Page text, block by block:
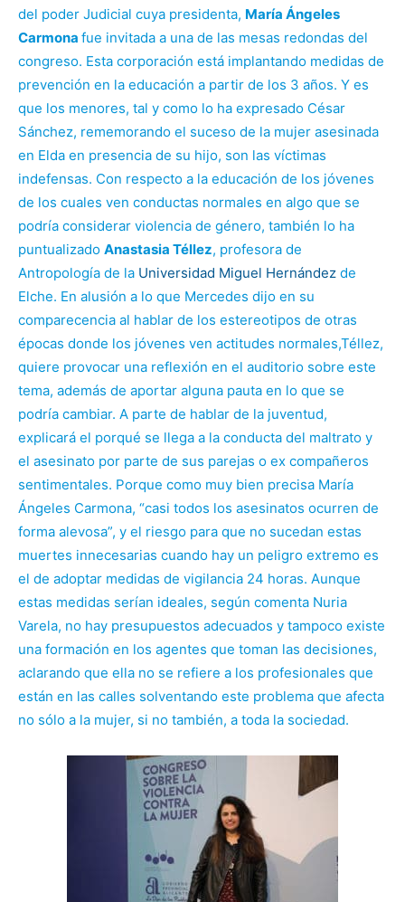
del poder Judicial cuya presidenta, María Ángeles
Carmona fue invitada a una de las mesas redondas del
congreso. Esta corporación está implantando medidas de
prevención en la educación a partir de los 3 años. Y es
que los menores, tal y como lo ha expresado César
Sánchez, rememorando el suceso de la mujer asesinada
en Elda en presencia de su hijo, son las víctimas
indefensas. Con respecto a la educación de los jóvenes
de los cuales ven conductas normales en algo que se
podría considerar violencia de género, también lo ha
puntualizado Anastasia Téllez, profesora de
Antropología de la Universidad Miguel Hernández de
Elche. En alusión a lo que Mercedes dijo en su
comparecencia al hablar de los estereotipos de otras
épocas donde los jóvenes ven actitudes normales,Téllez,
quiere provocar una reflexión en el auditorio sobre este
tema, además de aportar alguna pauta en lo que se
podría cambiar. A parte de hablar de la juventud,
explicará el porqué se llega a la conducta del maltrato y
el asesinato por parte de sus parejas o ex compañeros
sentimentales. Porque como muy bien precisa María
Ángeles Carmona, “casi todos los asesinatos ocurren de
forma alevosa”, y el riesgo para que no sucedan estas
muertes innecesarias cuando hay un peligro extremo es
el de adoptar medidas de vigilancia 24 horas. Aunque
estas medidas serían ideales, según comenta Nuria
Varela, no hay presupuestos adecuados y tampoco existe
una formación en los agentes que toman las decisiones,
aclarando que ella no se refiere a los profesionales que
están en las calles solventando este problema que afecta
no sólo a la mujer, si no también, a toda la sociedad.